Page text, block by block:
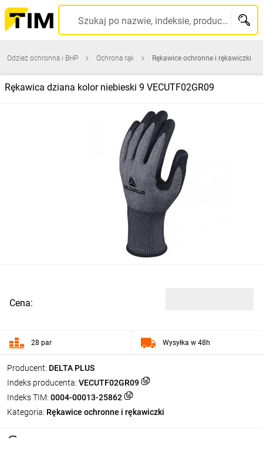
Szukaj po nazwie, indeksie, producencie, kodzie kreskowym...
Odzież ochronna i BHP Ochrona rąk Rękawice ochronne i rękawiczki
Rękawica dziana kolor niebieski 9 VECUTF02GR09
Producent: DELTA PLUS
Indeks producenta: VECUTF02GR09
Indeks TIM: 0004-00013-25862
Kategoria: Rękawice ochronne i rękawiczki
Cena:
28 par Wysyłka w 48h